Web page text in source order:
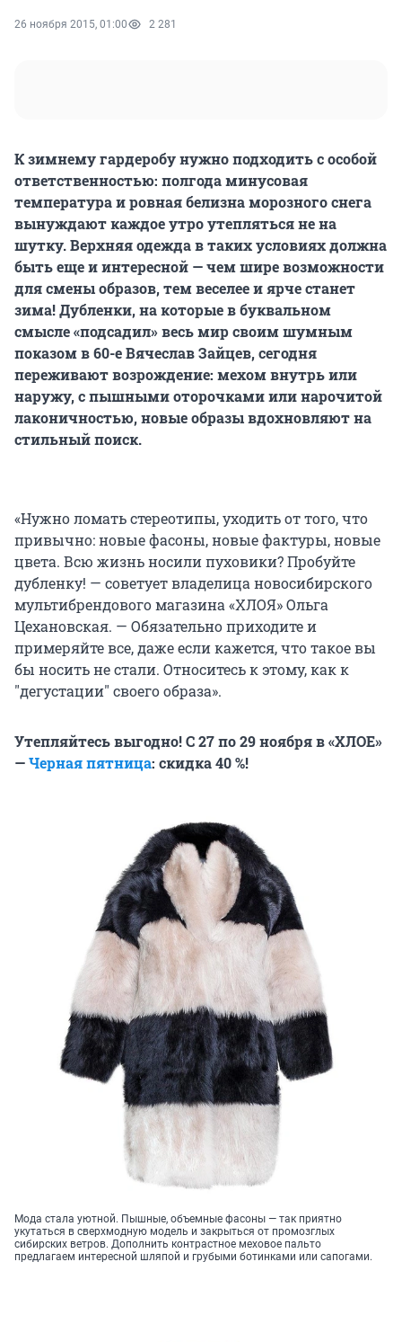
26 ноября 2015, 01:00 2 281
К зимнему гардеробу нужно подходить с особой
ответственностью: полгода минусовая
температура и ровная белизна морозного снега
вынуждают каждое утро утепляться не на
шутку. Верхняя одежда в таких условиях должна
быть еще и интересной — чем шире возможности
для смены образов, тем веселее и ярче станет
зима! Дубленки, на которые в буквальном
смысле «подсадил» весь мир своим шумным
показом в 60-е Вячеслав Зайцев, сегодня
переживают возрождение: мехом внутрь или
наружу, с пышными оторочками или нарочитой
лаконичностью, новые образы вдохновляют на
стильный поиск.
«Нужно ломать стереотипы, уходить от того, что
привычно: новые фасоны, новые фактуры, новые
цвета. Всю жизнь носили пуховики? Пробуйте
дубленку! — советует владелица новосибирского
мультибрендового магазина «ХЛОЯ» Ольга
Цехановская. — Обязательно приходите и
примеряйте все, даже если кажется, что такое вы
бы носить не стали. Относитесь к этому, как к
"дегустации" своего образа».
Утепляйтесь выгодно! С 27 по 29 ноября в «ХЛОЕ»
—Черная пятница: скидка 40 %!
Мода стала уютной. Пышные, объемные фасоны — так приятно
укутаться в сверхмодную модель и закрыться от промозглых
сибирских ветров. Дополнить контрастное меховое пальто
предлагаем интересной шляпой и грубыми ботинками или сапогами.